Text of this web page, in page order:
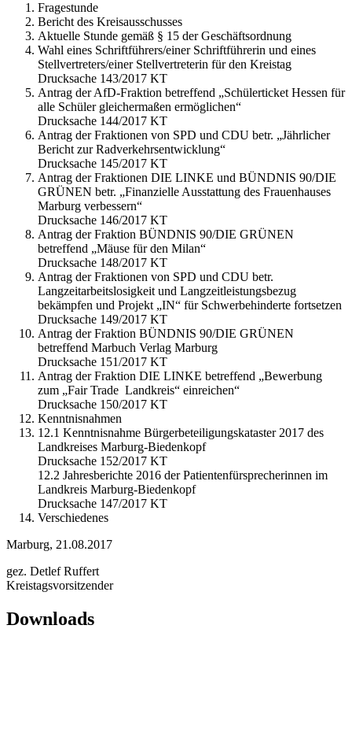
Fragestunde
Bericht des Kreisausschusses
Aktuelle Stunde gemäß § 15 der Geschäftsordnung
Wahl eines Schriftführers/einer Schriftführerin und eines
Stellvertreters/einer Stellvertreterin für den Kreistag
Drucksache 143/2017 KT
Antrag der AfD-Fraktion betreffend „Schülerticket Hessen für
alle Schüler gleichermaßen ermöglichen“
Drucksache 144/2017 KT
Antrag der Fraktionen von SPD und CDU betr. „Jährlicher
Bericht zur Radverkehrsentwicklung“
Drucksache 145/2017 KT
Antrag der Fraktionen DIE LINKE und BÜNDNIS 90/DIE
GRÜNEN betr. „Finanzielle Ausstattung des Frauenhauses
Marburg verbessern“
Drucksache 146/2017 KT
Antrag der Fraktion BÜNDNIS 90/DIE GRÜNEN
betreffend „Mäuse für den Milan“
Drucksache 148/2017 KT
Antrag der Fraktionen von SPD und CDU betr.
Langzeitarbeitslosigkeit und Langzeitleistungsbezug
bekämpfen und Projekt „IN“ für Schwerbehinderte fortsetzen
Drucksache 149/2017 KT
Antrag der Fraktion BÜNDNIS 90/DIE GRÜNEN
betreffend Marbuch Verlag Marburg
Drucksache 151/2017 KT
Antrag der Fraktion DIE LINKE betreffend „Bewerbung
zum „Fair Trade Landkreis“ einreichen“
Drucksache 150/2017 KT
Kenntnisnahmen
12.1 Kenntnisnahme Bürgerbeteiligungskataster 2017 des
Landkreises Marburg-Biedenkopf
Drucksache 152/2017 KT
12.2 Jahresberichte 2016 der Patientenfürsprecherinnen im
Landkreis Marburg-Biedenkopf
Drucksache 147/2017 KT
Verschiedenes
Marburg, 21.08.2017
gez. Detlef Ruffert
Kreistagsvorsitzender
Downloads